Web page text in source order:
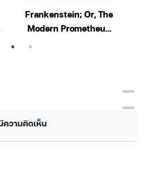
Frankenstein; Or, The
Modern Prometheus
ความคิดเห็น